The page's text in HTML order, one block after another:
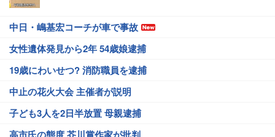
中日・嶋基宏コーチが車で事故
女性遺体発見から2年 54歳娘逮捕
19歳にわいせつ? 消防職員を逮捕
中止の花火大会 主催者が説明
子ども3人を2日半放置 母親逮捕